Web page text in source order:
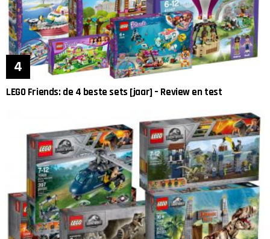
LEGO Friends: de 4 beste sets [jaar] – Review en test